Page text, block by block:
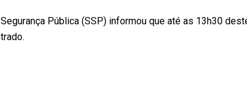
Pública (SSP) informou que até as 13h30